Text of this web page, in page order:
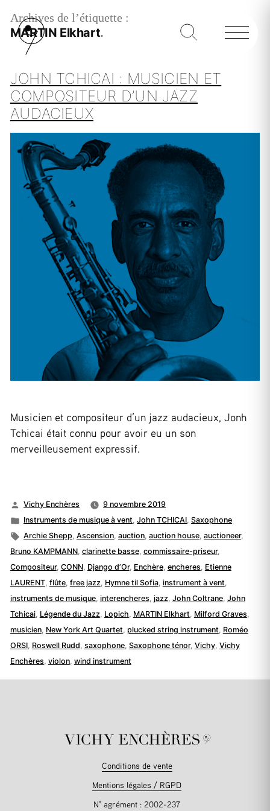
Archives de l’étiquette :
MARTIN Elkhart
JOHN TCHICAI : MUSICIEN ET
COMPOSITEUR D’UN JAZZ
AUDACIEUX
Musicien et compositeur d’un jazz audacieux, Jonh
Tchicai était connu pour avoir eu un son
merveilleusement expressif.
Publié
par
Vichy Enchères
9 novembre 2019
Publié
dans
Instruments de musique à vent ,John TCHICAI ,Saxophone
Étiquettes :
Archie Shepp ,Ascension ,auction ,auction house ,auctioneer,
Bruno KAMPMANN, clarinette basse, commissaire-priseur,
Compositeur, CONN, Django d’Or, Enchère, encheres Etienne
LAURENT, flûte, free jazz Hymne til Sofia, instrument à vent
instruments de musique, interencheres jazz John Coltrane, John
Tchicai, Légende du Jazz Lopich MARTIN Elkhart Milford Graves
musicien, New York Art Quartet plucked string instrument Roméo
ORSI, Roswell Rudd saxophone, Saxophone ténor, Vichy, Vichy
Enchères violon, wind instrument
Conditions de vente
Mentions légales / RGPD
N° agrément : 2002-237